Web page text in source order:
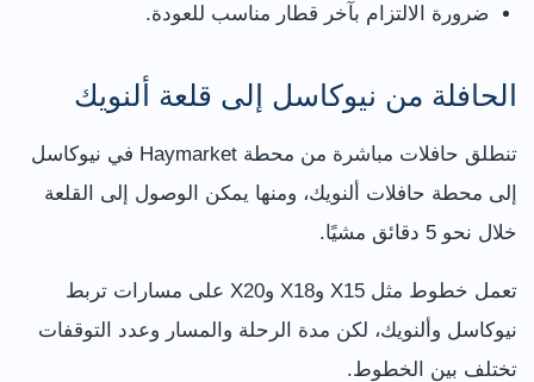
ضرورة الالتزام بآخر قطار مناسب للعودة.
الحافلة من نيوكاسل إلى قلعة ألنويك
تنطلق حافلات مباشرة من محطة Haymarket في نيوكاسل
إلى محطة حافلات ألنويك، ومنها يمكن الوصول إلى القلعة
خلال نحو 5 دقائق مشيًا.
تعمل خطوط مثل X15 وX18 وX20 على مسارات تربط
نيوكاسل وألنويك، لكن مدة الرحلة والمسار وعدد التوقفات
تختلف بين الخطوط.